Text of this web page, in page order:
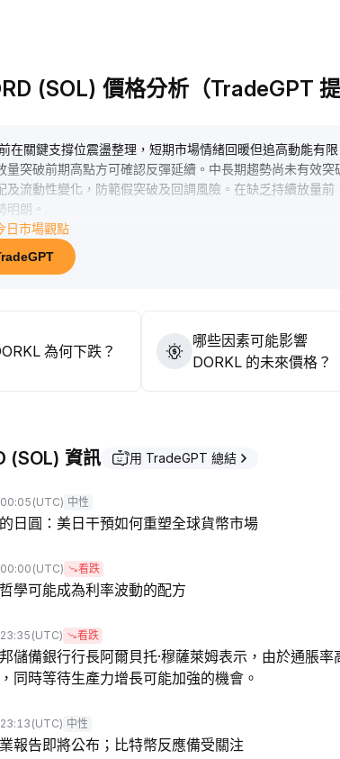
(SOL) 價格分析（TradeGPT 提
在關鍵支撐位震盪整理，短期市場情緒回暖但追高動能有
量突破前期高點方可確認反彈延續。中長期趨勢尚未有效
及流動性變化，防範假突破及回調風險。在缺乏持續放量
明朗。
日市場觀點
為何下跌？
哪些因素可能影響
DORKL 的未來價格？
(SOL) 資訊 用 TradeGPT 總結
(UTC) 中性
的日圓：美日干預如何重塑全球貨幣市場
(UTC) 看跌
學可能成為利率波動的配方
(UTC) 看跌
儲備銀行行長阿爾貝托·穆薩萊姆表示，由於通脹
同時等待生產力增長可能加強的機會。
(UTC) 中性
報告即將公布；比特幣反應備受關注